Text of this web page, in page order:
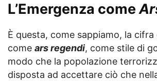
L’Emergenza come
È questa, come sappiamo, la cifra
come ars regendi, come stile di
modo che la popolazione
disposta ad accettare ciò che